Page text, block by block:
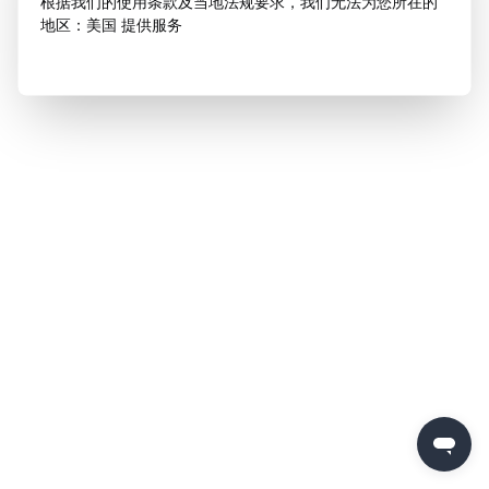
地区：美国 提供服务